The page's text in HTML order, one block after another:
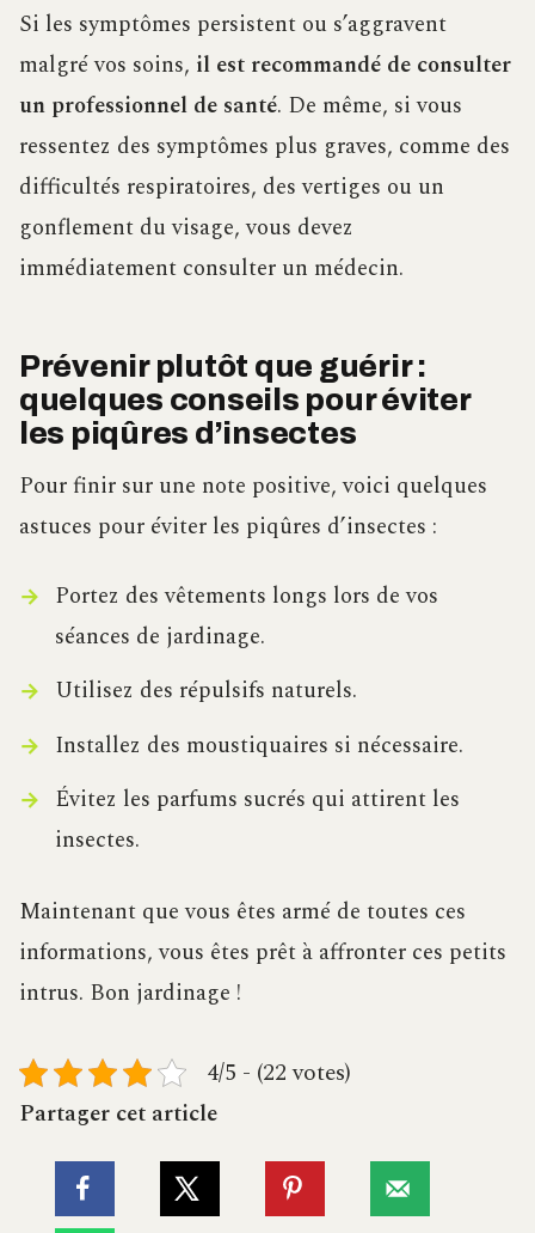
Si les symptômes persistent ou s’aggravent
malgré vos soins, il est recommandé de consulter
un professionnel de santé. De même, si vous
ressentez des symptômes plus graves, comme des
difficultés respiratoires, des vertiges ou un
gonflement du visage, vous devez
immédiatement consulter un médecin.
Prévenir plutôt que guérir :
quelques conseils pour éviter
les piqûres d’insectes
Pour finir sur une note positive, voici quelques
astuces pour éviter les piqûres d’insectes :
Portez des vêtements longs lors de vos
séances de jardinage.
Utilisez des répulsifs naturels.
Installez des moustiquaires si nécessaire.
Évitez les parfums sucrés qui attirent les
insectes.
Maintenant que vous êtes armé de toutes ces
informations, vous êtes prêt à affronter ces petits
intrus. Bon jardinage !
4/5 - (22 votes)
Partager cet article